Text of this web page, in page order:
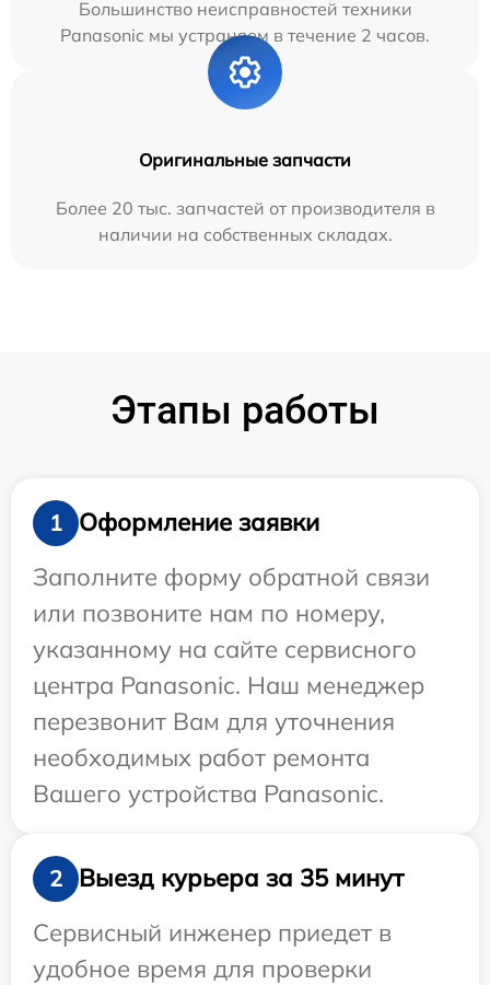
Большинство неисправностей техники
Panasonic мы устраняем в течение 2 часов.
Оригинальные запчасти
Более 20 тыс. запчастей от производителя в
наличии на собственных складах.
Этапы работы
1
Оформление заявки
Заполните форму обратной связи
или позвоните нам по номеру,
указанному на сайте сервисного
центра Panasonic. Наш менеджер
перезвонит Вам для уточнения
необходимых работ ремонта
Вашего устройства Panasonic.
2
Выезд курьера за 35 минут
Сервисный инженер приедет в
удобное время для проверки